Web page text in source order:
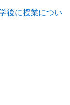
後に授業につい